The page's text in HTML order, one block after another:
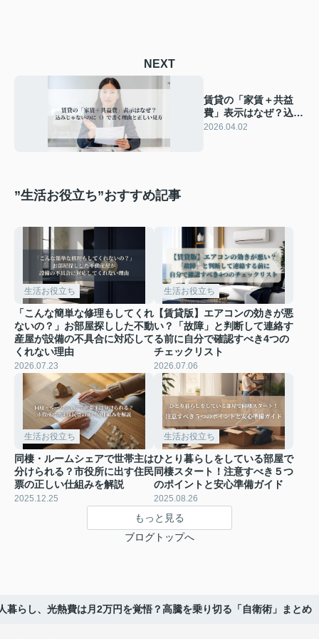
NEXT
賃貸の「家賃＋共益
費」表示はなぜ？込み
じゃないのに（）で書
2026.04.02
”生活お役立ち”おすすめ記事
生活お役立ち
「こんな簡単な修理もしてくれ
ないの？」お部屋探しした不動
産屋が設備の不具合に対応して
くれない理由
2026.07.23
生活お役立ち
【賃貸版】エアコンの効きが悪
い？「故障」と判断して連絡す
る前に自分で確認すべき4つの
チェックリスト
2026.07.06
生活お役立ち
同棲・ルームシェアで世帯主は
分けられる？市役所に出す住民
票の正しい仕組みを解説
2025.12.25
生活お役立ち
ひとり暮らしをしている部屋で
同棲スタート！注意すべき５つ
のポイントと安心準備ガイド
2025.08.26
もっと見る
ブログトップへ
暮らし、光熱費は月2万円を覚悟？高騰を乗り切る「自衛術」まとめ